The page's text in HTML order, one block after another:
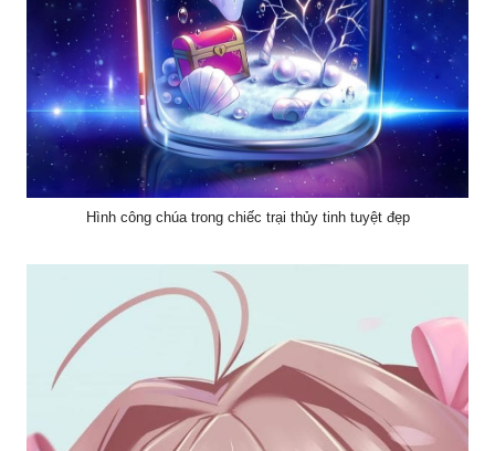
Hình công chúa trong chiếc trại thủy tinh tuyệt đẹp